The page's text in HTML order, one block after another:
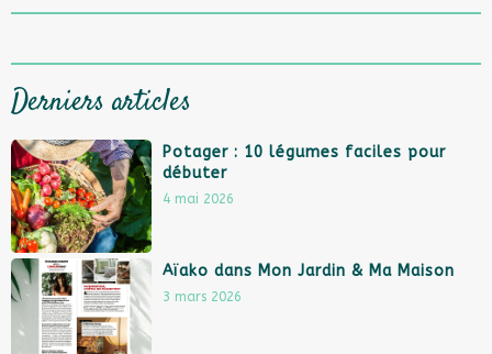
Derniers articles
Potager : 10 légumes faciles pour
débuter
4 mai 2026
Aïako dans Mon Jardin & Ma Maison
3 mars 2026